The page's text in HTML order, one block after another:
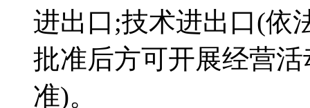
进出口;技术进出口(依
批准后方可开展经营
准)。